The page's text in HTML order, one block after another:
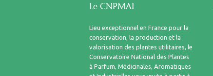
Le CNPMAI
Lieu exceptionnel en France pour la
conservation, la production et la
valorisation des plantes utilitaires, le
Conservatoire National des Plantes
à Parfum, Médicinales, Aromatiques